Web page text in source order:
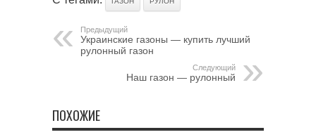
Предыдущий
Украинские газоны — купить лучший
рулонный газон
Следующий
Наш газон — рулонный
ПОХОЖИЕ